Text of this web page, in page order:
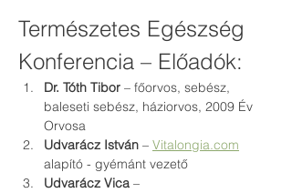
Természetes Egészség
Konferencia – Előadók:
Dr. Tóth Tibor – főorvos, sebész,
baleseti sebész, háziorvos, 2009 Év
Orvosa
Udvarácz István – Vitalongia.com
alapító - gyémánt vezető
Udvarácz Vica –